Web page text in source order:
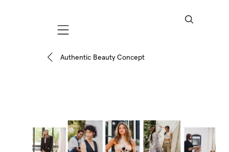
Mobile navigation
Authentic Beauty Concept